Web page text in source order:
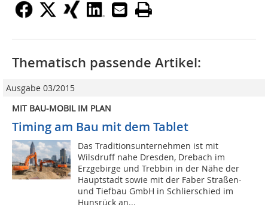
Thematisch passende Artikel:
Ausgabe 03/2015
MIT BAU-MOBIL IM PLAN
Timing am Bau mit dem Tablet
Das Traditionsunternehmen ist mit
Wilsdruff nahe Dresden, Drebach im
Erzgebirge und Trebbin in der Nähe der
Hauptstadt sowie mit der Faber Straßen-
und Tiefbau GmbH in Schlierschied im
Hunsrück an...